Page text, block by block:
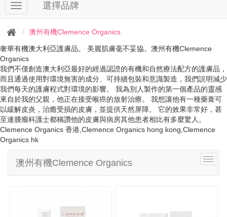
o
T
o
g
g
l
e
n
a
v
i
g
a
t
i
o
選擇品牌
澳州有機Clemence Organics
奢華有機澳大利亞護膚品。 美麗肌膚毫不妥協。澳州有機Clemence
Organics
我們不僅創造澳大利亞最好的經過認證的有機和自然療法配方的護膚品，
而且通過使用對環境無害的成分、可持續包裝和意識製造，我們説明減少
我們每天的護膚程式對環境的影響。 我為別人製作的第一個產品的靈感
來自於我的父親，他正在接受喉癌的放射治療。 我想讓他有一種藥膏可
以緩解皮炎，治癒受損的皮膚，並提供天然屏障。 它的效果非常好，甚
至連腫瘤科護士都稱讚他的皮膚與病房其他患者相比有多麼驚人。
Clemence Organics 香港,Clemence Organics hong kong,Clemence
Organics hk
T
澳州有機Clemence Organics